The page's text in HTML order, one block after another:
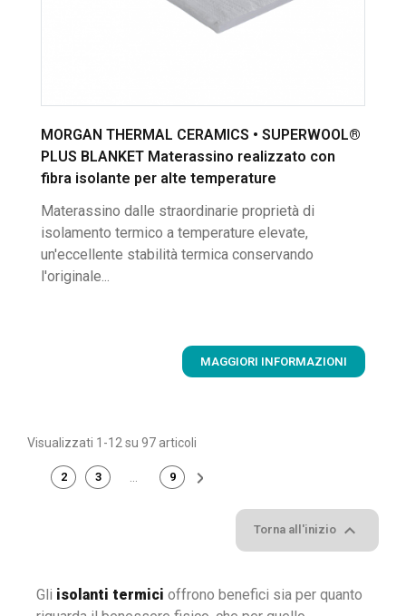
MORGAN THERMAL CERAMICS • SUPERWOOL®
PLUS BLANKET Materassino realizzato con
fibra isolante per alte temperature
Materassino dalle straordinarie proprietà di
isolamento termico a temperature elevate,
un'eccellente stabilità termica conservando
l'originale...
MAGGIORI INFORMAZIONI
Visualizzati 1-12 su 97 articoli
1
2 3 9 
Torna all'inizio 
Gli isolanti termici offrono benefici sia per quanto